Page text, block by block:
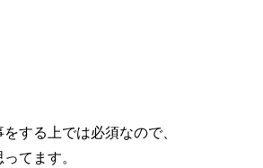
する上では必須なので、
てます。